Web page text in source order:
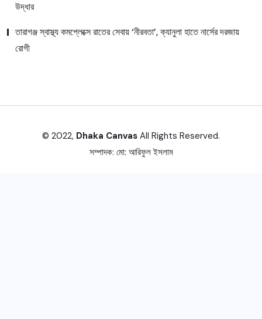
উদ্ধার
তারাগঞ্জ স্বাস্থ্য কমপ্লেক্সে রাতের সেবায় ‘নীরবতা’, ক্যানুলা হাতে নার্সের দরজায়
রোগী
© 2022, Dhaka Canvas All Rights Reserved.
সম্পাদক: মো: আরিফুল ইসলাম